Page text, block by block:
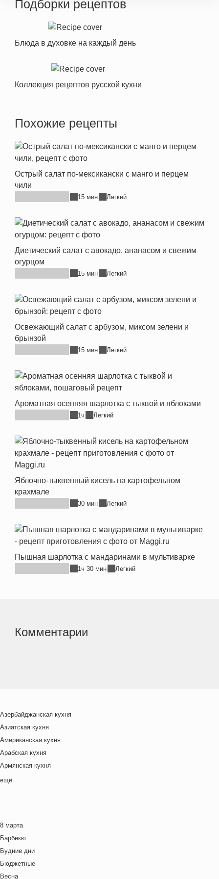
Подборки рецептов
Блюда в духовке на каждый день
Коллекция рецептов русской кухни
Похожие рецепты
Острый салат по-мексикански с манго и перцем
чили
15 мин Легкий
Диетический салат с авокадо, ананасом и свежим
огурцом
15 мин Легкий
Освежающий салат с арбузом, миксом зелени и
брынзой
15 мин Легкий
Ароматная осенняя шарлотка с тыквой и яблоками
1ч Легкий
Яблочно-тыквенный кисель на картофельном
крахмале
30 мин Легкий
Пышная шарлотка с мандаринами в мультиварке
1ч 30 мин Легкий
Комментарии
Азербайджанская кухня
Азиатская кухня
Американская кухня
Арабская кухня
Армянская кухня
Белорусская
Венгерская кухня
Греческая кухня
Грузинская кухня
Еврейская кухня
ещё
8 марта
Барбекю
Будние дни
Бюджетные
Весна